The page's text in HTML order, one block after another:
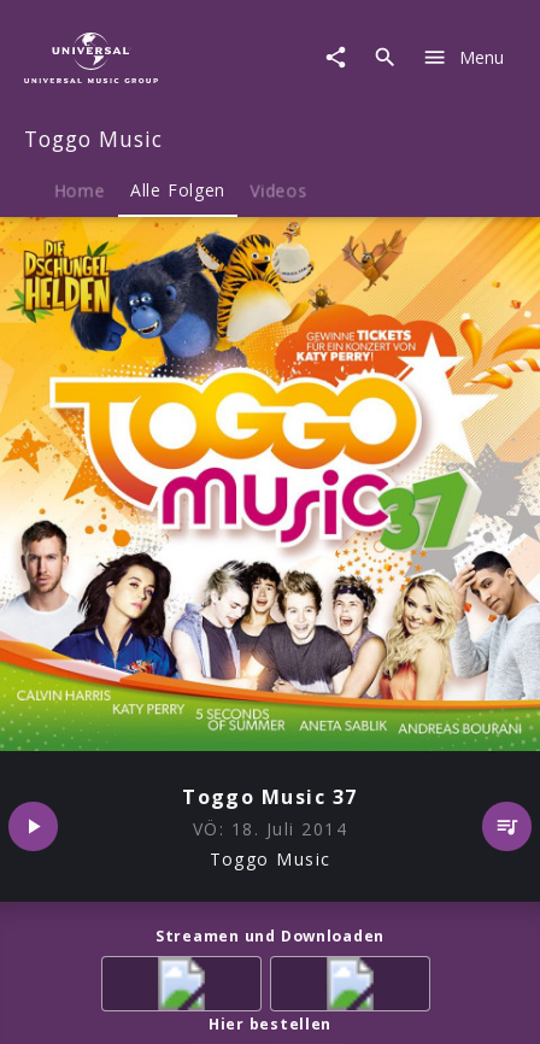
Musik
Toggo
Menu
Toggo Music
Home Alle Folgen Videos
Toggo Music 37
VÖ: 18. Juli 2014
Toggo Music
Streamen und Downloaden
Hier bestellen